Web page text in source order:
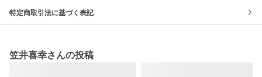
特定商取引法に基づく表記
笠井喜幸さんの投稿